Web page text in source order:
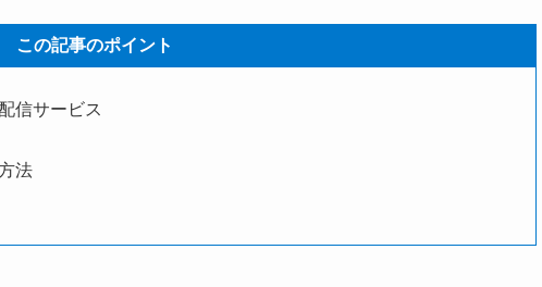
この記事のポイント
信サービス
法